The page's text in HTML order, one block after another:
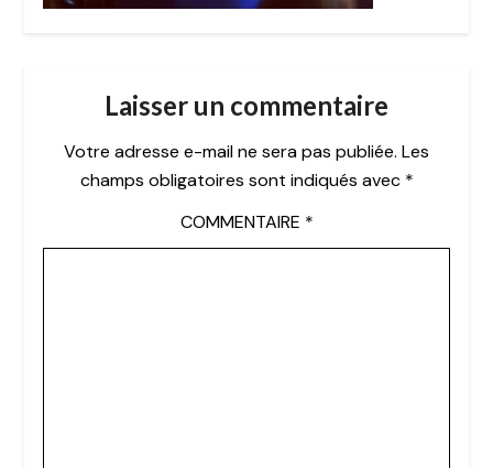
Laisser un commentaire
Votre adresse e-mail ne sera pas publiée. Les
champs obligatoires sont indiqués avec *
COMMENTAIRE *